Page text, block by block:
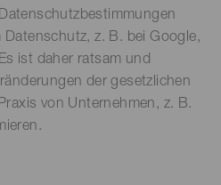
z. B. bei Google,
ist daher ratsam und
der gesetzlichen
von Unternehmen, z. B.